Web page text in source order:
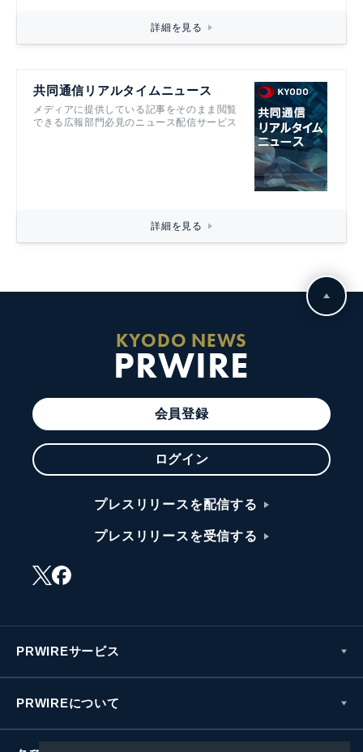
詳細を見る
共同通信リアルタイムニュース
メディアに提供している記事をそのまま閲覧
できる広報部門必見のニュース配信サービス
詳細を見る
KYODO NEWS
PRWIRE
会員登録
ログイン
プレスリリースを配信する
プレスリリースを受信する
PRWIREサービス
PRWIREについて